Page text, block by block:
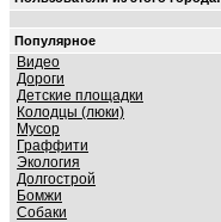
Популярное
Видео
Дороги
Детские площадки
Колодцы (люки)
Мусор
Граффити
Экология
Долгострой
Бомжи
Собаки